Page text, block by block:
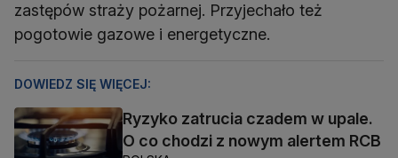
zastępów straży pożarnej. Przyjechało też
pogotowie gazowe i energetyczne.
DOWIEDZ SIĘ WIĘCEJ:
Ryzyko zatrucia czadem w upale.
O co chodzi z nowym alertem RCB